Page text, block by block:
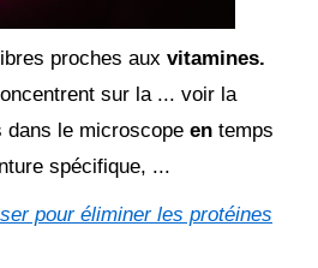
proches aux vitamines.
sur la ... voir la
dans le microscope en temps
spécifique, ...
pour éliminer les protéines